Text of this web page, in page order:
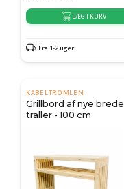
LÆG I KURV
Fra 1-2 uger
KABELTROMLEN
Grillbord af nye brede
traller - 100 cm